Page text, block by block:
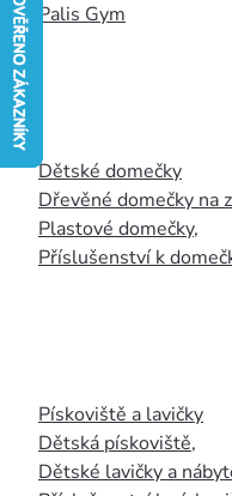
Palis Gym
Dětské domečky
Dřevěné domečky na
Plastové domečky,
Příslušenství k
Pískoviště a lavičky
Dětská pískoviště,
Dětské lavičky a